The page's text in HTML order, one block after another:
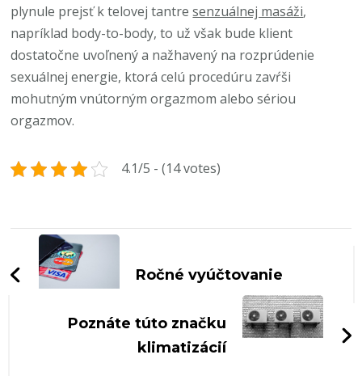
plynule prejsť k telovej tantresenzuálnej masáži,
napríklad body-to-body, to už však bude klient
dostatočne uvoľnený a nažhavený na rozprúdenie
sexuálnej energie, ktorá celú procedúru zavŕši
mohutným vnútorným orgazmom alebo sériou
orgazmov.
4.1/5 - (14 votes)
Navigace
příspěvkuRočné vyúčtovanie
Poznáte túto značku
klimatizácií